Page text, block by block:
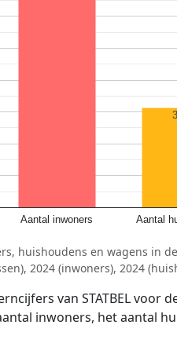
Aantal inwoners Aantal
huishoudens en wagens in
2024 (inwoners), 2024
van STATBEL voor
inwoners, het aantal